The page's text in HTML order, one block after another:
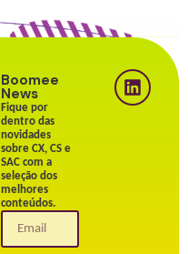
Boomee
News
Fique por
dentro das
novidades
sobre CX, CS e
SAC com a
seleção dos
melhores
conteúdos.